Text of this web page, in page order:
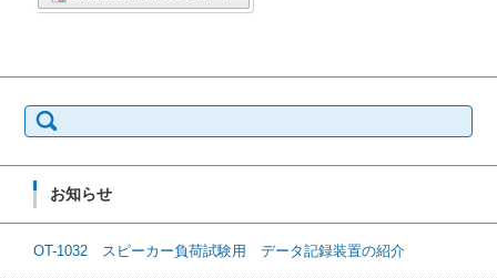
索:
お知らせ
OT-1032 スピーカー負荷試験用 データ記録装置の紹介